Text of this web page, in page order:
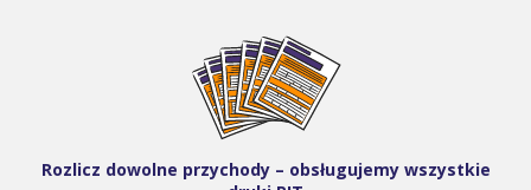
Rozlicz dowolne przychody – obsługujemy wszystkie